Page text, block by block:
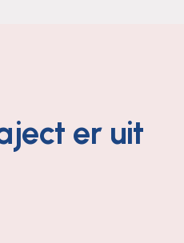
er uit